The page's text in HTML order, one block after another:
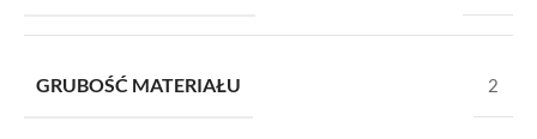
GRUBOŚĆ MATERIAŁU 2